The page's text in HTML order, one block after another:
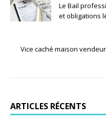
Le Bail
et obligations
Vice caché maison
ARTICLES RÉCENTS